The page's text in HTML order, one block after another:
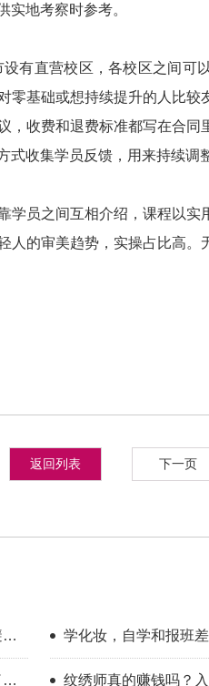
地考察时参考。
有直营校区，各校区之间可
基础或想持续提升的人比较
收费和退费标准都写在合
收集学员反馈，用来持续调
学员之间互相介绍，课程以
的审美趋势，实操占比高
学化妆，自学和报班
底有多大？
纹绣师真的赚钱吗？
返回列表 下一页